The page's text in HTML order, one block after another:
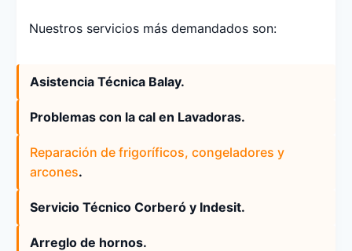
Nuestros servicios más demandados son:
Asistencia Técnica Balay.
Problemas con la cal en Lavadoras.
Reparación de frigoríficos, congeladores y
arcones.
Servicio Técnico Corberó y Indesit.
Arreglo de hornos.